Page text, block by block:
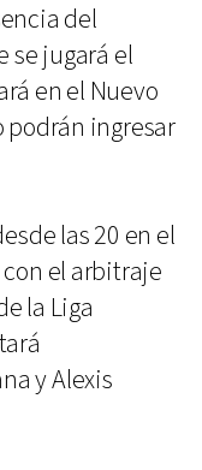
del
se jugará el
en el Nuevo
podrán ingresar
las 20 en el
el arbitraje
la Liga
y Alexis